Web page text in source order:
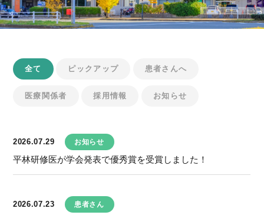
全て ピックアップ 患者さんへ
医療関係者 採用情報 お知らせ
2026.07.29 お知らせ
平林研修医が学会発表で優秀賞を受賞しました！
2026.07.23 患者さん